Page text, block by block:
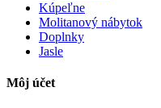
Kúpeľne
Molitanový nábytok
Doplnky
Jasle
Môj účet